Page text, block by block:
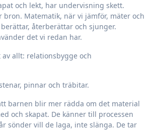
och lekt, har undervisning skett.
bron. Matematik, när vi jämför, mäter och
återberättar och sjunger.
det vi redan har.
av allt: relationsbygge och
pinnar och träbitar.
barnen blir mer rädda om det material
och skapat. De känner till processen
sönder vill de laga, inte slänga. De tar